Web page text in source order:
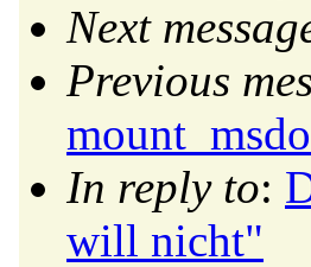
Next
Previous
In reply to:
will nicht"